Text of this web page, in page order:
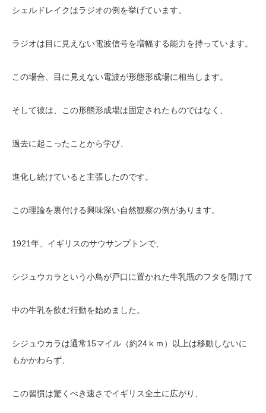
シェルドレイクはラジオの例を挙げています。
ラジオは目に見えない電波信号を増幅する能力を持っています。
この場合、目に見えない電波が形態形成場に相当します。
そして彼は、この形態形成場は固定されたものではなく、
過去に起こったことから学び、
進化し続けていると主張したのです。
この理論を裏付ける興味深い自然観察の例があります。
1921年、イギリスのサウサンプトンで、
シジュウカラという小鳥が戸口に置かれた牛乳瓶のフタを開けて
中の牛乳を飲む行動を始めました。
シジュウカラは通常15マイル（約24ｋｍ）以上は移動しないに
もかかわらず、
この習慣は驚くべき速さでイギリス全土に広がり、